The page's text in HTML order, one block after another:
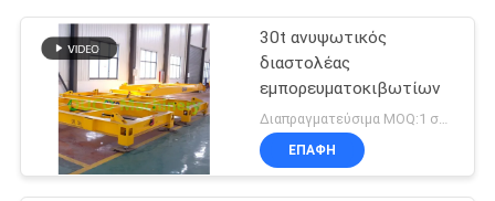
30t ανυψωτικός
διαστολέας
εμπορευματοκιβωτίων
Διαπραγματεύσιμα MOQ:1 σύνολο
ΕΠΑΦΉ